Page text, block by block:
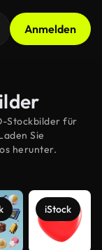
Anmelden
Stockbilder für
Sie
herunter.
iStock